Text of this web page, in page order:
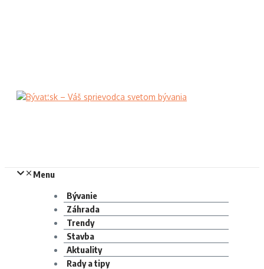
Menu
Bývanie
Záhrada
Trendy
Stavba
Aktuality
Rady a tipy